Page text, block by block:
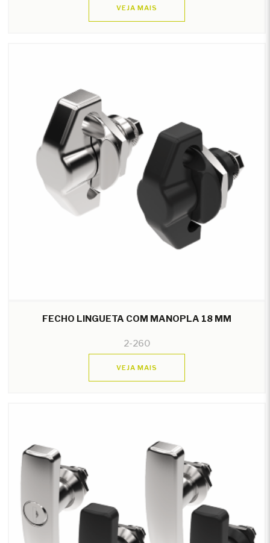
VEJA MAIS
FECHO LINGUETA COM MANOPLA 18 MM
2-260
VEJA MAIS